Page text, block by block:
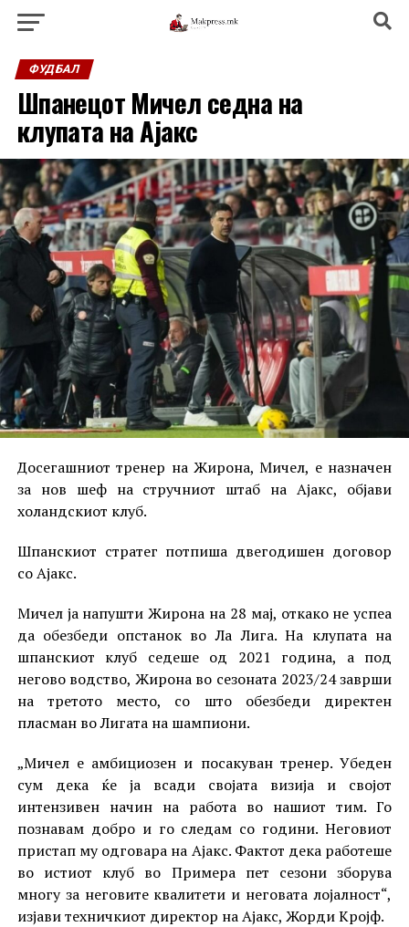
ФУДБАЛ
Шпанецот Мичел седна на
клупата на Ајакс
Досегашниот тренер на Жирона, Мичел, е назначен
за нов шеф на стручниот штаб на Ајакс, објави
холандскиот клуб.
Шпанскиот стратег потпиша двегодишен договор
со Ајакс.
Мичел ја напушти Жирона на 28 мај, откако не успеа
да обезбеди опстанок во Ла Лига. На клупата на
шпанскиот клуб седеше од 2021 година, а под
негово водство, Жирона во сезоната 2023/24 заврши
на третото место, со што обезбеди директен
пласман во Лигата на шампиони.
„Мичел е амбициозен и посакуван тренер. Убеден
сум дека ќе ја всади својата визија и својот
интензивен начин на работа во нашиот тим. Го
познавам добро и го следам со години. Неговиот
пристап му одговара на Ајакс. Фактот дека работеше
во истиот клуб во Примера пет сезони зборува
многу за неговите квалитети и неговата лојалност“,
изјави техничкиот директор на Ајакс, Жорди Кројф.